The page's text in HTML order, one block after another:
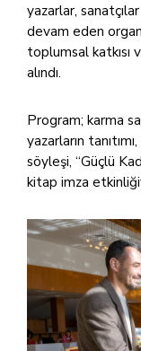
yazarlar,
devam eden
toplumsal katkısı
alındı.
Program; karma
yazarların
söyleşi, “Güçlü
kitap imza